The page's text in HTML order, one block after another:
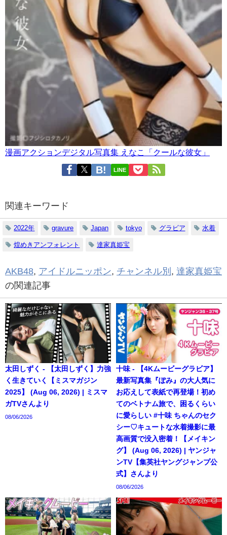
漫画アクションデジタル写真集 えなこ「クールな彼女」
LINE
関連キーワード
2022年 gravure Japan tokyo グラビア 水着
煌めきアンフォレント 達家真姫宝
AKB48, アイドルニッポン, チャンネル別 , 達家真姫宝
の関連記事
太田しずく - 【太田しずく】力強
く生きていく【ミスマガジン
2025】 (Aug 06, 2026) | ミスマ
ガTVさんより
08/06/2026
十味 - 【4Kムービーグラビア】
最新写真集『ぽみ』の大人気に
お応えして表紙で再登場！初め
てのベトナム旅で、困るくらい
に愛らしい #十味 ちゃんのセク
シー♡キュートな水着撮影に最
高画質で没入密着！【メイキン
グ】 (Aug 06, 2026) | ヤンジャ
ンTV【集英社ヤングジャンプ公
式】さんより
08/06/2026